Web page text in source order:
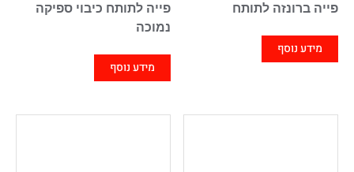
פייה ברונזה לתותח
מידע נוסף
פייה לתותח כיבוי ספיקה
נמוכה
מידע נוסף